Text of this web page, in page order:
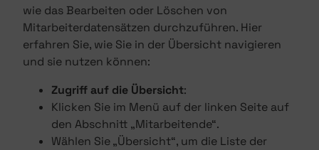
wie das Bearbeiten oder Löschen von
Mitarbeiterdatensätzen durchzuführen. Hier
erfahren Sie, wie Sie in der Übersicht navigieren
und sie nutzen können:
Zugriff auf die Übersicht:
Klicken Sie im Menü auf der linken Seite auf
den Abschnitt „Mitarbeitende“.
Wählen Sie „Übersicht“, um die Liste der